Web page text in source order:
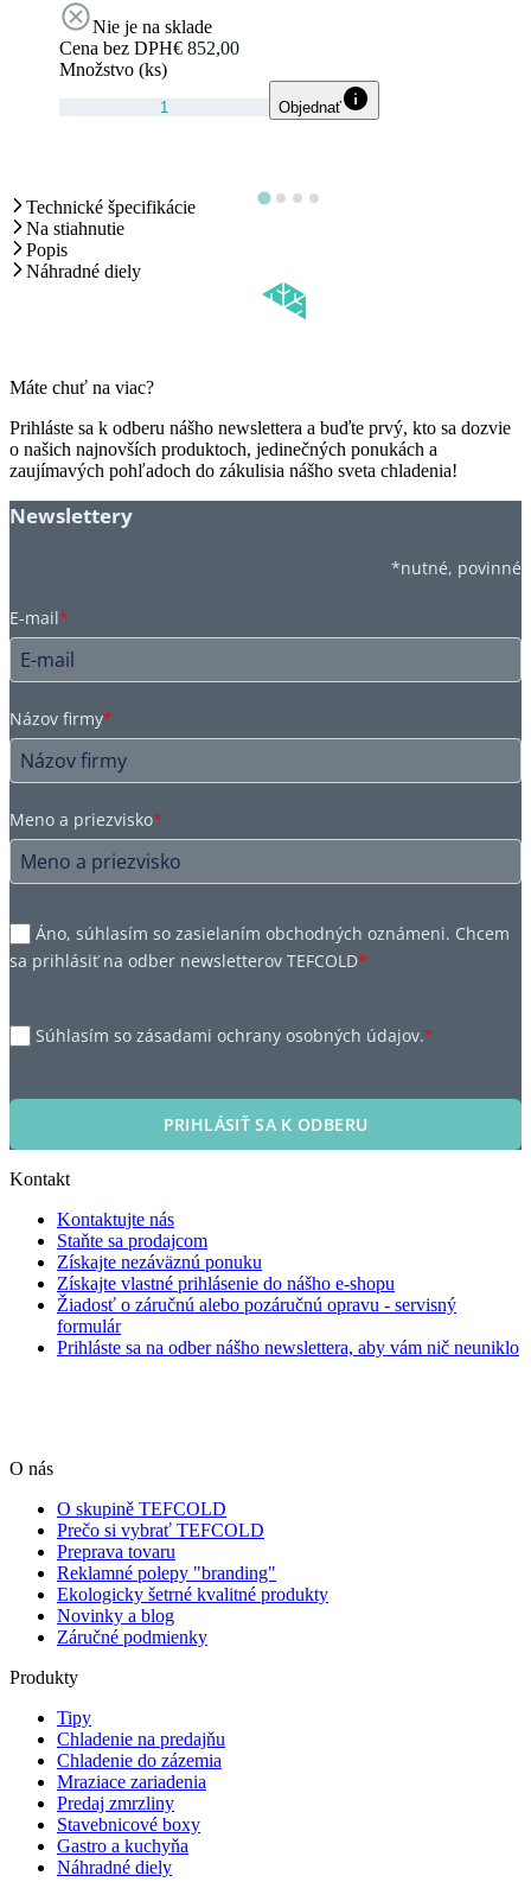
Nie je na sklade
Cena bez DPH€ 852,00
Množstvo (ks)
Objednať
Technické špecifikácie
Na stiahnutie
Popis
Náhradné diely
Máte chuť na viac?
Prihláste sa k odberu nášho newslettera a buďte prvý, kto sa dozvie
o našich najnovších produktoch, jedinečných ponukách a
zaujímavých pohľadoch do zákulisia nášho sveta chladenia!
Newslettery
*nutné, povinné
E-mail*
Názov firmy*
Meno a priezvisko*
Áno, súhlasím so zasielaním obchodných oznámeni. Chcem
sa prihlásiť na odber newsletterov TEFCOLD*
Súhlasím so zásadami ochrany osobných údajov.*
PRIHLÁSIŤ SA K ODBERU
Kontakt
Kontaktujte nás
Staňte sa prodajcom
Získajte nezáväznú ponuku
Získajte vlastné prihlásenie do nášho e-shopu
Žiadosť o záručnú alebo pozáručnú opravu - servisný
formulár
Prihláste sa na odber nášho newslettera, aby vám nič neuniklo
O nás
O skupině TEFCOLD
Prečo si vybrať TEFCOLD
Preprava tovaru
Reklamné polepy "branding"
Ekologicky šetrné kvalitné produkty
Novinky a blog
Záručné podmienky
Produkty
Tipy
Chladenie na predajňu
Chladenie do zázemia
Mraziace zariadenia
Predaj zmrzliny
Stavebnicové boxy
Gastro a kuchyňa
Náhradné diely